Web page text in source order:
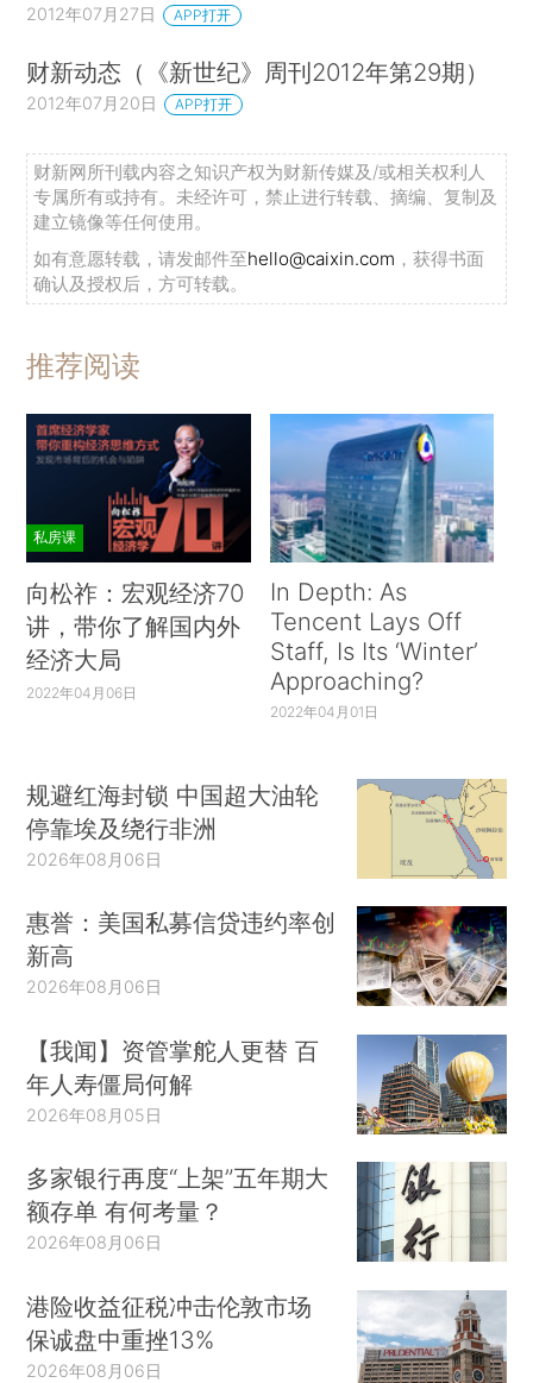
2012年07月27日 APP打开
财新动态（《新世纪》周刊2012年第29期）
2012年07月20日 APP打开
财新网所刊载内容之知识产权为财新传媒及/或相关权利人
专属所有或持有。未经许可，禁止进行转载、摘编、复制及
建立镜像等任何使用。
如有意愿转载，请发邮件至hello@caixin.com ，获得书面
确认及授权后，方可转载。
推荐阅读
私房课
向松祚：宏观经济70
讲，带你了解国内外
经济大局
2022年04月06日
In Depth: As
Tencent Lays Off
Staff, Is Its ‘Winter’
Approaching?
2022年04月01日
规避红海封锁 中国超大油轮
停靠埃及绕行非洲
2026年08月06日
惠誉：美国私募信贷违约率创
新高
2026年08月06日
【我闻】资管掌舵人更替 百
年人寿僵局何解
2026年08月05日
多家银行再度“上架”五年期大
额存单 有何考量？
2026年08月06日
港险收益征税冲击伦敦市场
保诚盘中重挫13%
2026年08月06日